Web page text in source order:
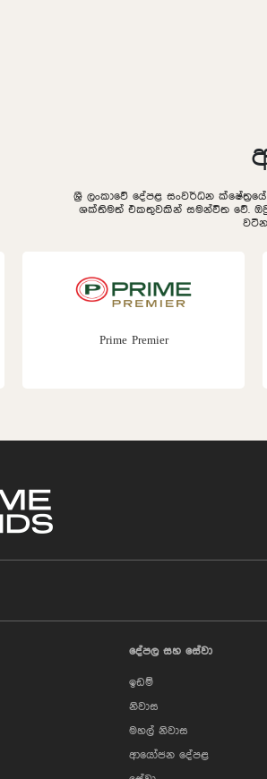
ශ්‍රී ලංකාවේ දේපළ සංවර්ධන
ශක්තිමත් එකතුවකින් සමන්විත වේ.
දේපල සහ සේවා
ඉඩම්
නිවාස
මහල් නිවාස
ආයෝජන දේපළ